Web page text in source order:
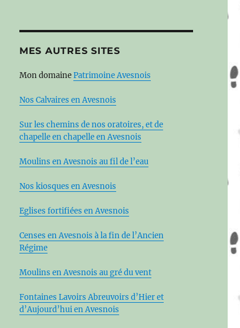
MES AUTRES SITES
Mon domainePatrimoine Avesnois
Nos Calvaires en Avesnois
Sur les chemins de nos oratoires, et de
chapelle en chapelle en Avesnois
Moulins en Avesnois au fil de l’eau
Nos kiosques en Avesnois
Eglises fortifiées en Avesnois
Censes en Avesnois à la fin de l’Ancien
Régime
Moulins en Avesnois au gré du vent
Fontaines Lavoirs Abreuvoirs d’Hier et
d’Aujourd’hui en Avesnois